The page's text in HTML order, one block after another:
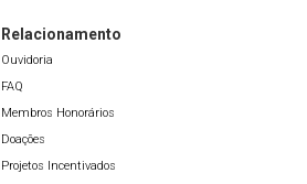
Relacionamento
Ouvidoria
FAQ
Membros Honorários
Doações
Projetos Incentivados